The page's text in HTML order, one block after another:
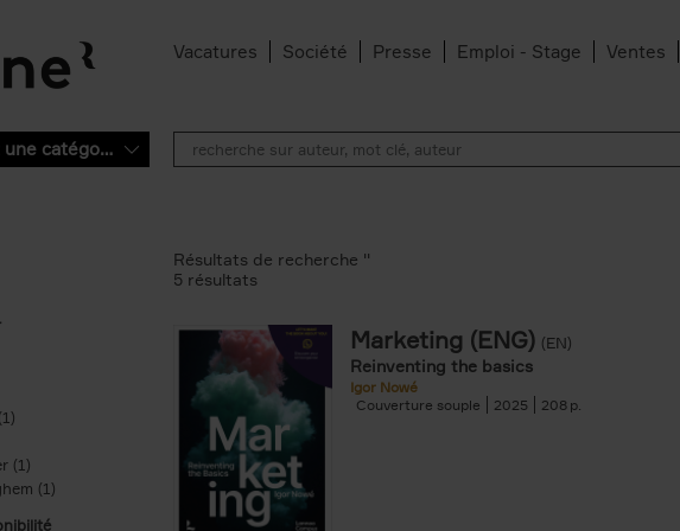
Vacatures Société Presse Emploi - Stage Ventes
Sélectionnez une catégorie
Apply Isabel Verstraete filter
(1) Apply Jozefien De Feyter filter
(1) Apply Steven Van Belleghem filter
Résultats de recherche ''
5 résultats
Marketing (ENG) (EN)
Reinventing the basics
Igor Nowé
Couverture souple
2025 208